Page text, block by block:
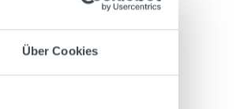
Über Cookies